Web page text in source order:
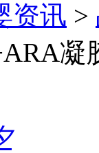
资讯 >
凝